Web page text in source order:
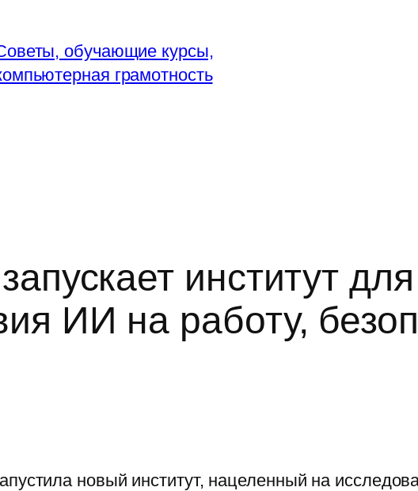
обучающие курсы,
грамотность
институт
ИИ на работу,
новый институт, нацеленный на